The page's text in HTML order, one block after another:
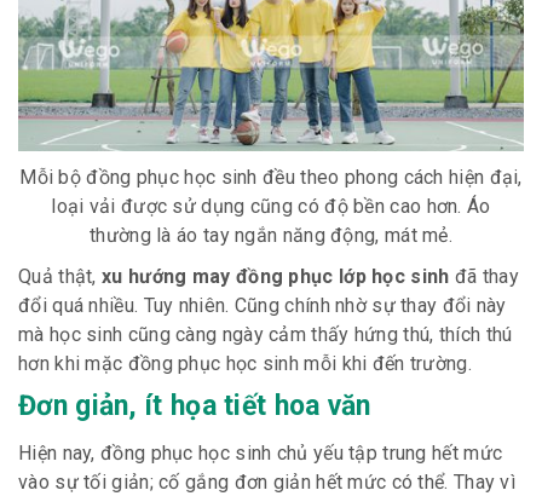
Mỗi bộ đồng phục học sinh đều theo phong cách hiện đại,
loại vải được sử dụng cũng có độ bền cao hơn. Áo
thường là áo tay ngắn năng động, mát mẻ.
Quả thật, xu hướng may đồng phục lớp học sinh đã thay
đổi quá nhiều. Tuy nhiên. Cũng chính nhờ sự thay đổi này
mà học sinh cũng càng ngày cảm thấy hứng thú, thích thú
hơn khi mặc đồng phục học sinh mỗi khi đến trường.
Đơn giản, ít họa tiết hoa văn
Hiện nay, đồng phục học sinh chủ yếu tập trung hết mức
vào sự tối giản; cố gắng đơn giản hết mức có thể. Thay vì